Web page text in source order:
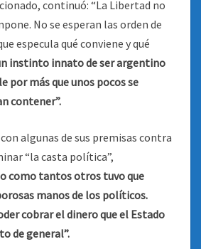
continuó: “La Libertad no
No se esperan las orden de
especula qué conviene y qué
instinto innato de ser argentino
por más que unos pocos se
contener”.
algunas de sus premisas contra
“la casta política”,
como tantos otros tuvo que
manos de los políticos.
cobrar el dinero que el Estado
de general”.